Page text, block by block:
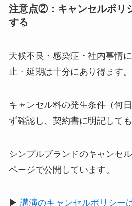
注意点②：キャンセルポリ
する
天候不良・感染症・社内事情
止・延期は十分にあり得ます。
キャンセル料の発生条件（何
ず確認し、契約書に明記しても
シンプルブランドのキャンセ
ページで公開しています。
▶ 講演のキャンセルポリシー